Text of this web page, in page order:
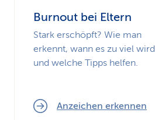
Burnout bei Eltern
Stark erschöpft? Wie man
erkennt, wann es zu viel wird
und welche Tipps helfen.
Anzeichen erkennen